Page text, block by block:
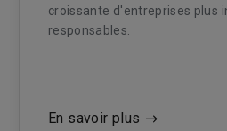
croissante d'entreprises plus
responsables.
En savoir plus